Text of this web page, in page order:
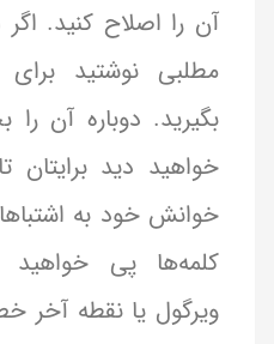
آن را اصلاح کنید. اگر
مطلبی نوشتید
بگیرید. دوباره آن را
خواهید دید برایتان
خوانش خود به
کلمه‌ها پی
ویرگول یا نقطه آخر